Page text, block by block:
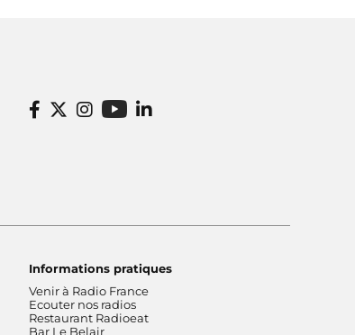
Informations pratiques
Venir à Radio France
Ecouter nos radios
Restaurant Radioeat
Bar Le Belair